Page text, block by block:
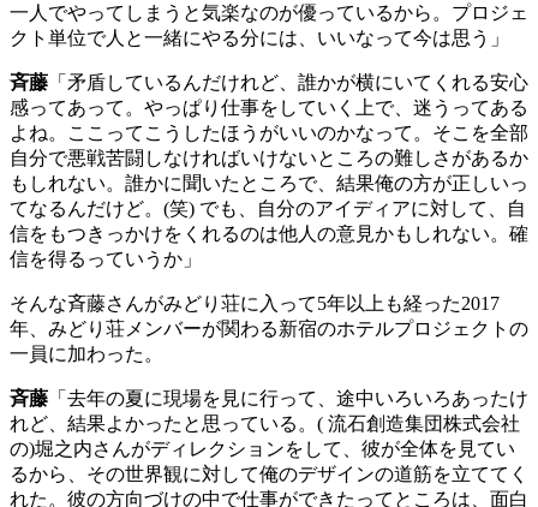
一人でやってしまうと気楽なのが優っているから。プロジェ
クト単位で人と一緒にやる分には、いいなって今は思う」
斉藤 「矛盾しているんだけれど、誰かが横にいてくれる安心
感ってあって。やっぱり仕事をしていく上で、迷うってある
よね。ここってこうしたほうがいいのかなって。そこを全部
自分で悪戦苦闘しなければいけないところの難しさがあるか
もしれない。誰かに聞いたところで、結果俺の方が正しいっ
てなるんだけど。 (笑) でも、自分のアイディアに対して、自
信をもつきっかけをくれるのは他人の意見かもしれない。確
信を得るっていうか」
そんな斉藤さんがみどり荘に入って5年以上も経った2017
年、みどり荘メンバーが関わる新宿のホテルプロジェクトの
一員に加わった。
斉藤 「去年の夏に現場を見に行って、途中いろいろあったけ
れど、結果よかったと思っている。 ( 流石創造集団株式会社
の)堀之内さんがディレクションをして、彼が全体を見てい
るから、その世界観に対して俺のデザインの道筋を立ててく
れた。彼の方向づけの中で仕事ができたってところは、面白